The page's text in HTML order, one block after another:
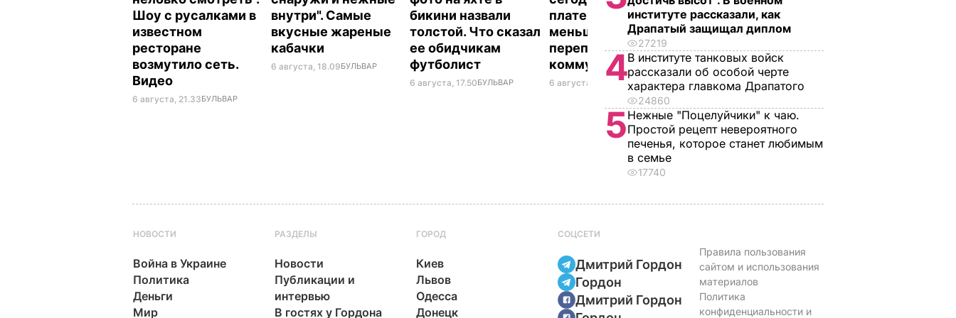
Шоу с русалками в
известном
ресторане
возмутило сеть.
Видео
6 августа, 21.33БУЛЬВАР
внутри". Самые
вкусные жареные
кабачки
6 августа, 18.09БУЛЬВАР
бикини назвали
толстой. Что сказал
ее обидчикам
футболист
6 августа, 17.50БУЛЬВАР
платежки станут
меньше. Как не
переплачивать за
коммуналку
6 августа, 17.17 БУЛЬВАР
проигнорировал 45-
летие жены принца
Гарри и не поздравил
невестку
6 августа, 16.28БУЛЬВАР
институте рассказали, как
Драпатый защищал диплом
27219
4В институте танковых войск
рассказали об особой черте
характера главкома Драпатого
24860
5Нежные "Поцелуйчики" к чаю.
Простой рецепт невероятного
печенья, которое станет любимым
в семье
17740
НОВОСТИ
Война в Украине
Политика
Деньги
Мир
РАЗДЕЛЫ
Новости
Публикации и
интервью
В гостях у Гордона
ГОРОД
Киев
Львов
Одесса
Донецк
СОЦСЕТИ
Дмитрий Гордон
Гордон
Дмитрий Гордон
Правила пользования
сайтом и использования
материалов
Политика
конфиденциальности и